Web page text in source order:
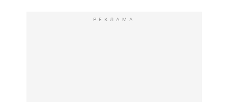
РЕКЛАМА